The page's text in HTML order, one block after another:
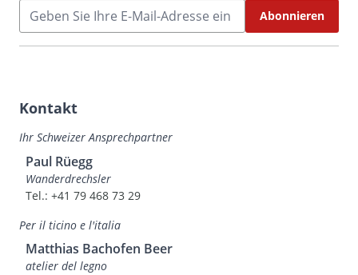
Abonnieren
Kontakt
Ihr Schweizer Ansprechpartner
Paul Rüegg
Wanderdrechsler
Tel.: +41 79 468 73 29
Per il ticino e l'italia
Matthias Bachofen Beer
atelier del legno